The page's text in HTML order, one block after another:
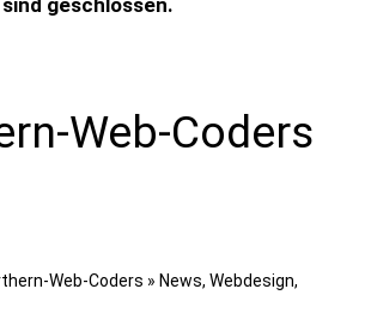
geschlossen.
Web-Coders
Web-Coders » News,Webdesign,